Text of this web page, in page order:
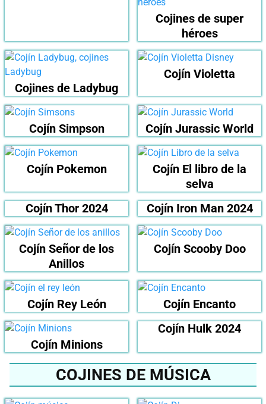
Cojines de super
héroes
Cojines de Ladybug
Cojín Violetta
Cojín Simpson Cojín Jurassic World
Cojín Pokemon
Cojín El libro de la
selva
Cojín Thor 2024
Cojín Iron Man 2024
Cojín Señor de los
Anillos
Cojín Scooby Doo
Cojín Rey León Cojín Encanto
Cojín Minions
Cojín Hulk 2024
COJINES DE MÚSICA